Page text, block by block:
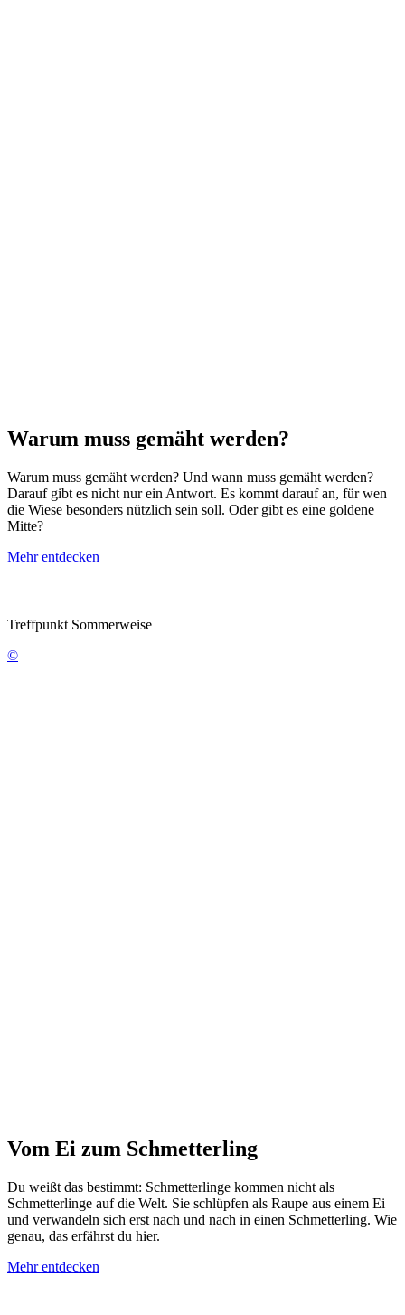
Warum muss gemäht werden?
Warum muss gemäht werden? Und wann muss gemäht werden?
Darauf gibt es nicht nur ein Antwort. Es kommt darauf an, für wen
die Wiese besonders nützlich sein soll. Oder gibt es eine goldene
Mitte?
Mehr entdecken
Treffpunkt Sommerweise
©
Vom Ei zum Schmetterling
Du weißt das bestimmt: Schmetterlinge kommen nicht als
Schmetterlinge auf die Welt. Sie schlüpfen als Raupe aus einem Ei
und verwandeln sich erst nach und nach in einen Schmetterling. Wie
genau, das erfährst du hier.
Mehr entdecken